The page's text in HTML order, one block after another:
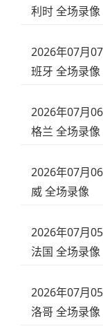
利时 全场录像
2026年07月
班牙 全场录像
2026年07月
格兰 全场录像
2026年07月
威 全场录像
2026年07月
法国 全场录像
2026年07月
洛哥 全场录像